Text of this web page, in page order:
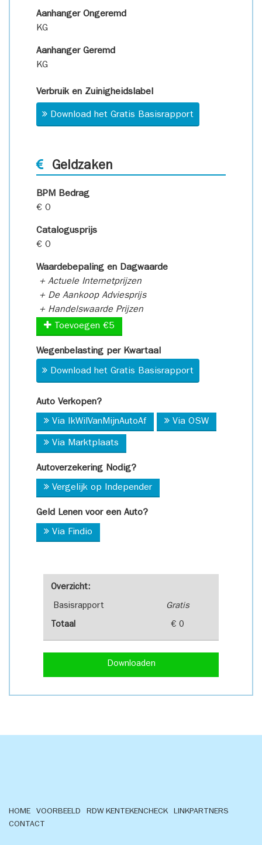
Overzicht:
Basisrapport Gratis
Totaal € 0
Downloaden
Aanhanger Ongeremd
KG
Aanhanger Geremd
KG
Verbruik en Zuinigheidslabel
Download het Gratis Basisrapport
Geldzaken
BPM Bedrag
€ 0
Catalogusprijs
€ 0
Waardebepaling en Dagwaarde
+ Actuele Internetprijzen
+ De Aankoop Adviesprijs
+ Handelswaarde Prijzen
Toevoegen €5
Wegenbelasting per Kwartaal
Download het Gratis Basisrapport
Auto Verkopen?
Via IkWilVanMijnAutoAf Via OSW
Via Marktplaats
Autoverzekering Nodig?
Vergelijk op Independer
Geld Lenen voor een Auto?
Via Findio
HOME VOORBEELD RDW KENTEKENCHECK
LINKPARTNERS
CONTACT